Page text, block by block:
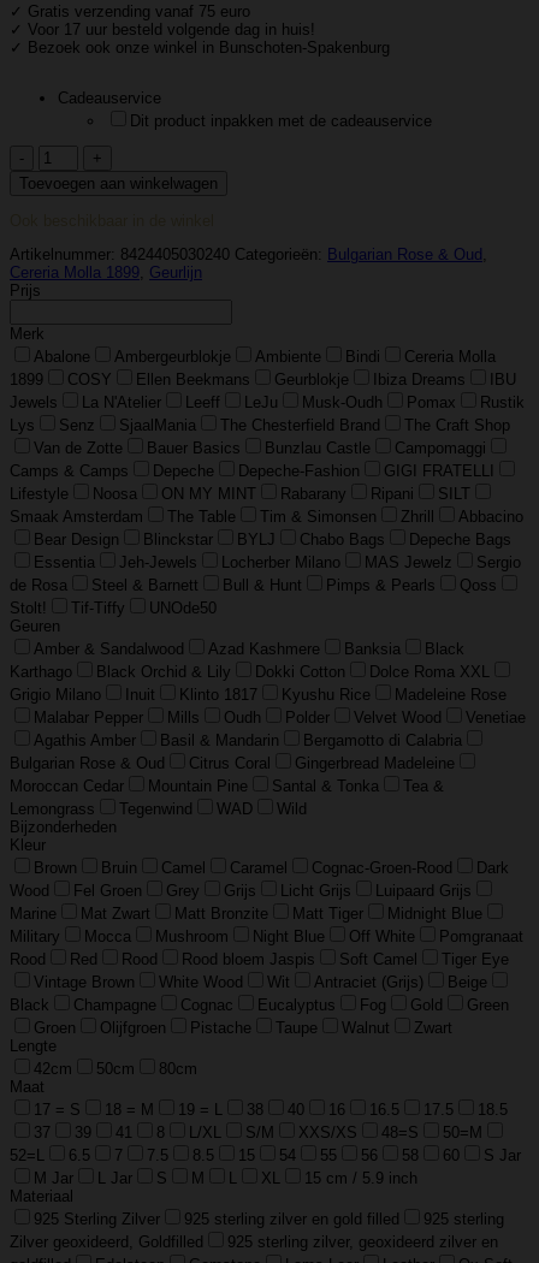
✓ Gratis verzending vanaf 75 euro
✓ Voor 17 uur besteld volgende dag in huis!
✓ Bezoek ook onze winkel in Bunschoten-Spakenburg
Cadeauservice
Dit product inpakken met de cadeauservice
Cereria
1899
Olie
30ml
–
Bulgarian
&
Oud
aantal
Toevoegen aan winkelwagen
Artikelnummer: 8424405030240 Categorieën: Bulgarian Rose & Oud
Cereria Molla 1899
Geurlijn
Prijs
Merk
Abalone
Ambergeurblokje Ambiente Bindi
Cereria Molla
1899
COSY Ellen Beekmans Geurblokje Ibiza Dreams
IBU
Jewels
La N'Atelier Leeff LeJu Musk-Oudh Pomax
Rustik
Lys
Senz SjaalMania The Chesterfield Brand
The Craft Shop
Van de Zotte
Bauer Basics Bunzlau Castle
Campomaggi
Camps & Camps
Depeche Depeche-Fashion
GIGI FRATELLI
Lifestyle
Noosa ON MY MINT Rabarany Ripani
SILT
Smaak Amsterdam
The Table Tim & Simonsen Zhrill
Abbacino
Bear Design
Blinckstar BYLJ Chabo Bags
Depeche Bags
Essentia
Jeh-Jewels Locherber Milano MAS Jewelz
Sergio
de Rosa
Steel & Barnett Bull & Hunt Pimps & Pearls
Qoss
Stolt!
Tif-Tiffy
UNOde50
Geuren
Amber & Sandalwood
Azad Kashmere Banksia
Black
Karthago
Black Orchid & Lily Dokki Cotton
Dolce Roma XXL
Grigio Milano
Inuit Klinto 1817 Kyushu Rice
Madeleine Rose
Malabar Pepper
Mills Oudh Polder Velvet Wood
Venetiae
Agathis Amber
Basil & Mandarin
Bergamotto di Calabria
Bulgarian Rose & Oud
Citrus Coral
Gingerbread Madeleine
Moroccan Cedar
Mountain Pine Santal & Tonka
Tea &
Lemongrass
Tegenwind WAD
Wild
Bijzonderheden
Kleur
Brown
Bruin Camel Caramel Cognac-Groen-Rood
Dark
Wood
Fel Groen Grey Grijs Licht Grijs
Luipaard Grijs
Marine
Mat Zwart Matt Bronzite Matt Tiger
Midnight Blue
Military
Mocca Mushroom Night Blue Off White
Pomgranaat
Rood
Red Rood Rood bloem Jaspis Soft Camel
Tiger Eye
Vintage Brown
White Wood Wit Antraciet (Grijs)
Beige
Black
Champagne Cognac Eucalyptus Fog Gold
Green
Groen
Olijfgroen Pistache Taupe Walnut
Zwart
Lengte
42cm
50cm
80cm
Maat
17 = S
18 = M 19 = L 38 40 16 16.5 17.5
18.5
37
39 41 8 L/XL S/M XXS/XS 48=S
50=M
52=L
6.5 7 7.5 8.5 15 54 55 56 58 60
S Jar
M Jar
L Jar S M XL
15 cm / 5.9 inch
Materiaal
925 Sterling Zilver
925 sterling zilver en gold filled
925 sterling
Zilver geoxideerd, Goldfilled
925 sterling zilver, geoxideerd zilver en